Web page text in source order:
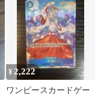
¥ 2,222
ワンピースカードゲー